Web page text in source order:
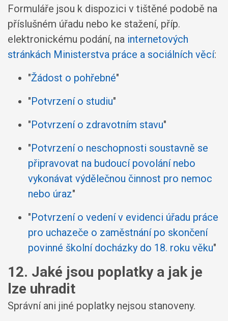
Formuláře jsou k dispozici v tištěné podobě na
příslušném úřadu nebo ke stažení, příp.
elektronickému podání, na internetových
stránkách Ministerstva práce a sociálních věcí:
"Žádost o pohřebné"
"Potvrzení o studiu"
"Potvrzení o zdravotním stavu"
"Potvrzení o neschopnosti soustavně se
připravovat na budoucí povolání nebo
vykonávat výdělečnou činnost pro nemoc
nebo úraz"
"Potvrzení o vedení v evidenci úřadu práce
pro uchazeče o zaměstnání po skončení
povinné školní docházky do 18. roku věku"
12. Jaké jsou poplatky a jak je
lze uhradit
Správní ani jiné poplatky nejsou stanoveny.